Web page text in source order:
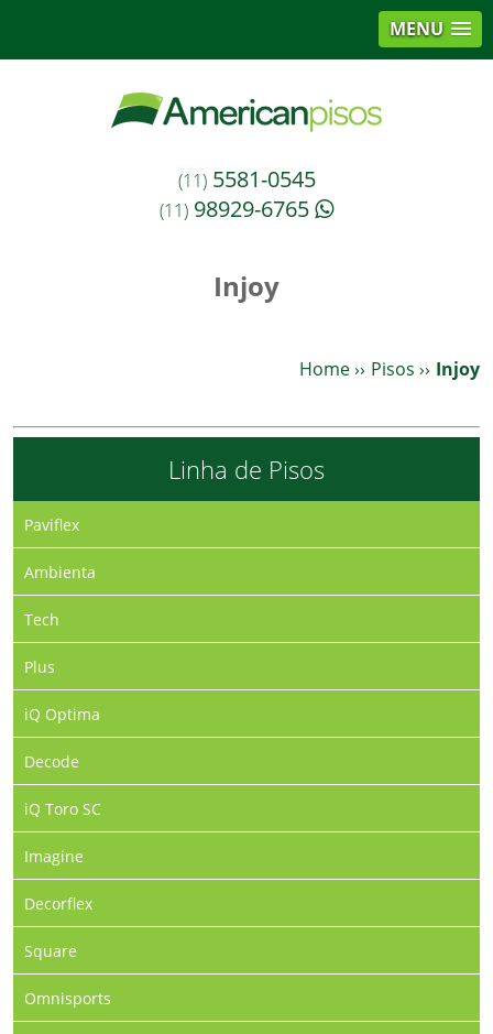
MENU
(11)5581-0545
(11) 98929-6765
Injoy
Home›› Pisos ›› Injoy
Linha de Pisos
Paviflex
Ambienta
Tech
Plus
iQ Optima
Decode
iQ Toro SC
Imagine
Decorflex
Square
Omnisports